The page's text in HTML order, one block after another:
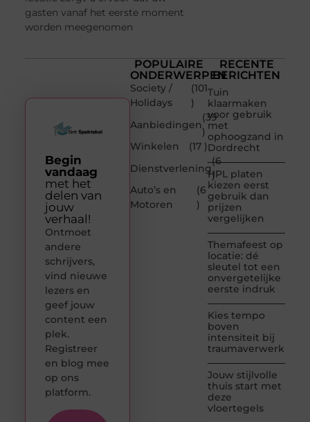
gasten vanaf het eerste moment
worden meegenomen
POPULAIRE
ONDERWERPEN
Society /
Holidays
(101
)
Aanbiedingen
(39
)
Winkelen
(17 )
Dienstverlening
(6
)
Auto’s en
Motoren
(6
)
RECENTE
BERICHTEN
Tuin
klaarmaken
voor gebruik
met
ophoogzand in
Dordrecht
HPL platen
kiezen eerst
gebruik dan
prijzen
vergelijken
Themafeest op
locatie: dé
sleutel tot een
onvergetelijke
eerste indruk
Kies tempo
boven
intensiteit bij
traumaverwerking
Jouw stijlvolle
thuis start met
deze
vloertegels
Begin
vandaag
met het
delen van
jouw
verhaal!
Ontmoet
andere
schrijvers,
vind nieuwe
lezers en
geef jouw
content een
plek.
Registreer
en blog mee
op ons
platform.